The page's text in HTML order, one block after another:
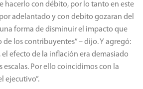
hacerlo con débito, por lo tanto en este
adelantado y con debito gozaran del
una forma de disminuir el impacto que
de los contribuyentes” – dijo. Y agregó:
el efecto de la inflación era demasiado
escalas. Por ello coincidimos con la
ejecutivo”.